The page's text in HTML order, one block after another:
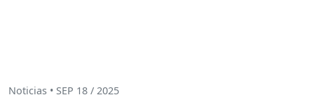
Noticias • SEP 18 / 2025